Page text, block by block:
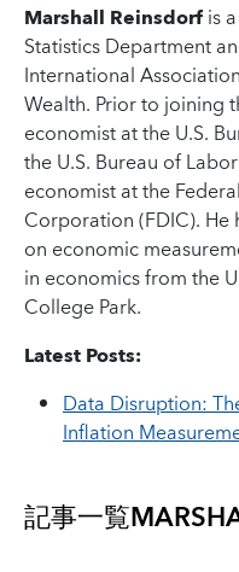
Marshall Reinsdorfis
Statistics Department
International
Wealth. Prior to joining
economist at the U.S.
the U.S. Bureau of
economist at the
Corporation (FDIC).
on economic
in economics from the
College Park.
Latest Posts:
Data Disruption:
Inflation
記事一覧